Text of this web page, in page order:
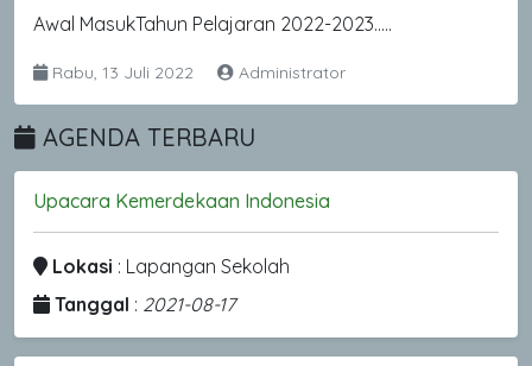
Awal MasukTahun Pelajaran 2022-2023.....
Rabu, 13 Juli 2022 Administrator
AGENDA TERBARU
Upacara Kemerdekaan Indonesia
Lokasi : Lapangan Sekolah
Tanggal : 2021-08-17